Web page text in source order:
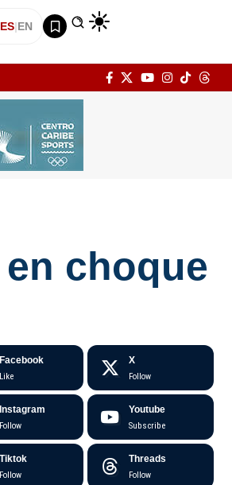
ES|EN
choque
Facebook
Like
X
Follow
Instagram
Follow
Youtube
Subscribe
Tiktok
Follow
Threads
Follow